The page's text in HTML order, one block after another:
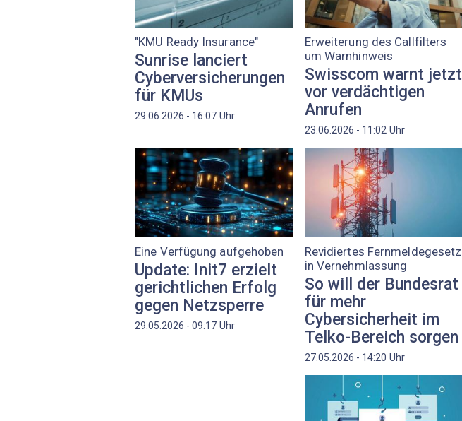
"KMU Ready Insurance"
Sunrise lanciert
Cyberversicherungen
für KMUs
29.06.2026 - 16:07 Uhr
Erweiterung des Callfilters
um Warnhinweis
Swisscom warnt jetzt
vor verdächtigen
Anrufen
23.06.2026 - 11:02Uhr
Eine Verfügung aufgehoben
Update: Init7 erzielt
gerichtlichen Erfolg
gegen Netzsperre
29.05.2026 - 09:17 Uhr
Revidiertes Fernmeldegesetz
in Vernehmlassung
So will der Bundesrat
für mehr
Cybersicherheit im
Telko-Bereich sorgen
27.05.2026 - 14:20 Uhr